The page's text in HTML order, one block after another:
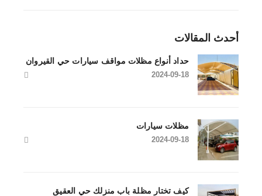
أحدث المقالات
حداد أنواع مظلات مواقف سيارات حي القيروان
2024-09-18
مظلات سيارات
2024-09-18
كيف تختار مظلة باب منزلك حي العقيق